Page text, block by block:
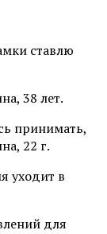
ставлю
38 лет.
принимать,
22 г.
уходит в
для